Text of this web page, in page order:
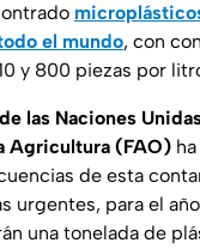
el mundo, con
y 800 piezas por
las Naciones
Agricultura (FAO)
de esta
urgentes, para el
una tonelada de